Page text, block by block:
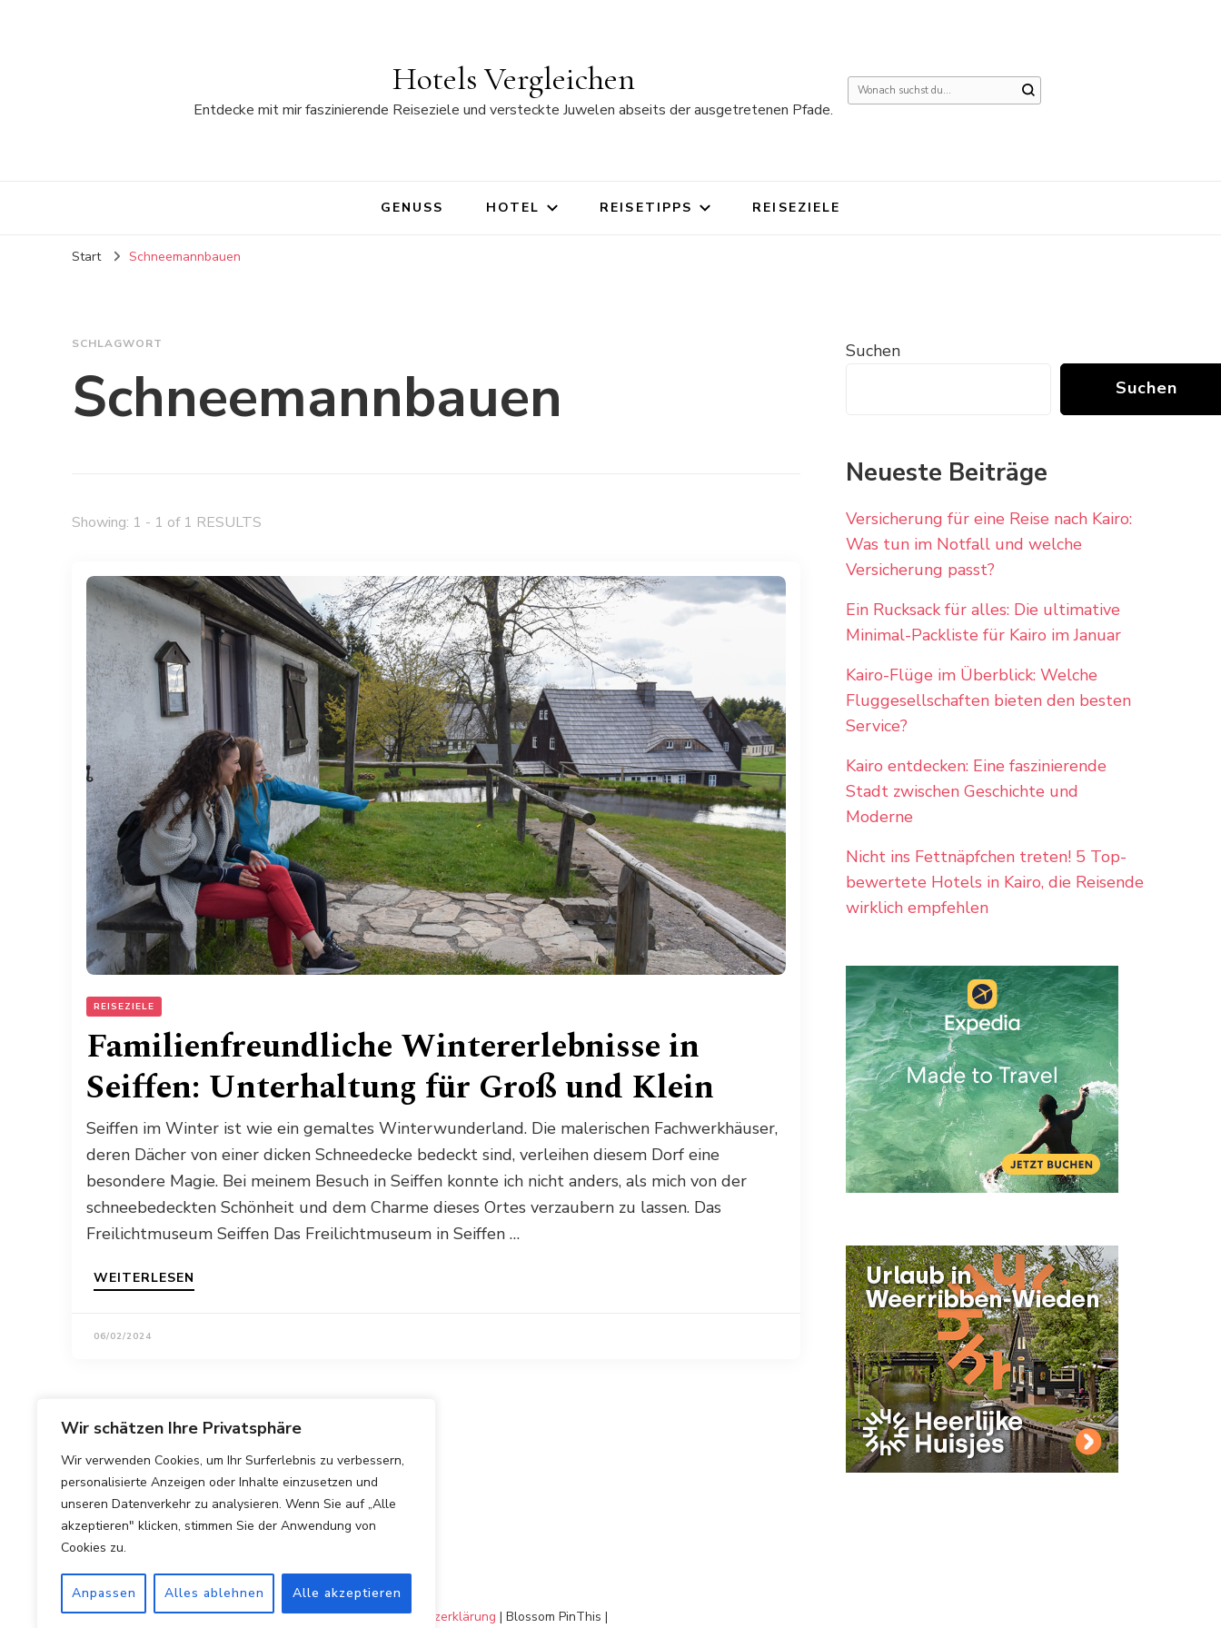
Wir schätzen Ihre Privatsphäre
Wir verwenden Cookies, um Ihr Surferlebnis zu verbessern,
personalisierte Anzeigen oder Inhalte einzusetzen und
unseren Datenverkehr zu analysieren. Wenn Sie auf „Alle
akzeptieren" klicken, stimmen Sie der Anwendung von
Cookies zu.
Anpassen Alles ablehnen Alle akzeptieren
Hotels Vergleichen
Entdecke mit mir faszinierende Reiseziele und versteckte Juwelen abseits der ausgetretenen Pfade.
Suchst
GENUSS HOTEL REISETIPPS REISEZIELE
Start Schneemannbauen
SCHLAGWORT
Schneemannbauen
Showing: 1 - 1 of 1 RESULTS
REISEZIELE
Familienfreundliche Wintererlebnisse in
Seiffen: Unterhaltung für Groß und Klein
Seiffen im Winter ist wie ein gemaltes Winterwunderland. Die malerischen Fachwerkhäuser,
deren Dächer von einer dicken Schneedecke bedeckt sind, verleihen diesem Dorf eine
besondere Magie. Bei meinem Besuch in Seiffen konnte ich nicht anders, als mich von der
schneebedeckten Schönheit und dem Charme dieses Ortes verzaubern zu lassen. Das
Freilichtmuseum Seiffen Das Freilichtmuseum in Seiffen …
WEITERLESEN
06/02/2024
Suchen
Suchen
Neueste Beiträge
Versicherung für eine Reise nach Kairo:
Was tun im Notfall und welche
Versicherung passt?
Ein Rucksack für alles: Die ultimative
Minimal-Packliste für Kairo im Januar
Kairo-Flüge im Überblick: Welche
Fluggesellschaften bieten den besten
Service?
Kairo entdecken: Eine faszinierende
Stadt zwischen Geschichte und
Moderne
Nicht ins Fettnäpfchen treten! 5 Top-
bewertete Hotels in Kairo, die Reisende
wirklich empfehlen
Copyright © 2025 Hotels Vergleichen.Impressum|Datenschutzerklärung | Blossom PinThis |